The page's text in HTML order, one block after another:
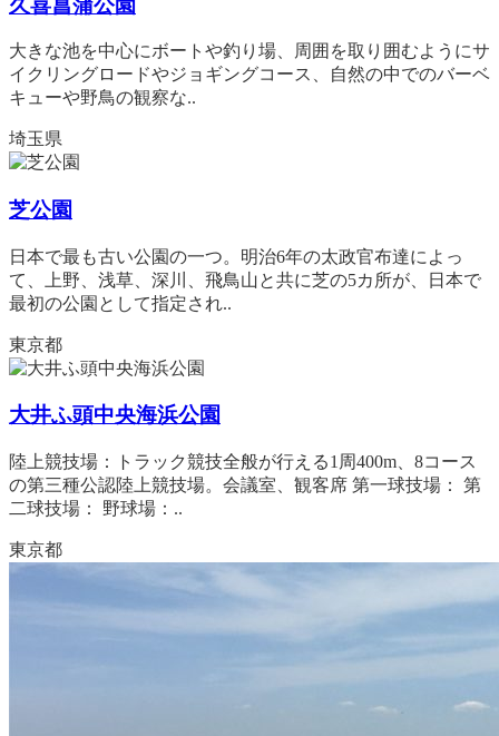
大きな池を中心にボートや釣り場、周囲を取り囲むようにサ
イクリングロードやジョギングコース、自然の中でのバーベ
キューや野鳥の観察な..
埼玉県
芝公園
日本で最も古い公園の一つ。明治6年の太政官布達によっ
て、上野、浅草、深川、飛鳥山と共に芝の5カ所が、日本で
最初の公園として指定され..
東京都
大井ふ頭中央海浜公園
陸上競技場：トラック競技全般が行える1周400m、8コース
の第三種公認陸上競技場。会議室、観客席 第一球技場： 第
二球技場： 野球場：..
東京都